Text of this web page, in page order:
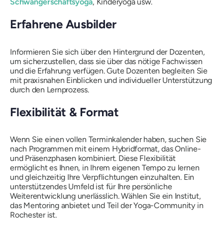
Erfahrene Ausbilder
Informieren Sie sich über den Hintergrund der Dozenten,
um sicherzustellen, dass sie über das nötige Fachwissen
und die Erfahrung verfügen. Gute Dozenten begleiten Sie
mit praxisnahen Einblicken und individueller Unterstützung
durch den Lernprozess.
Flexibilität & Format
Wenn Sie einen vollen Terminkalender haben, suchen Sie
nach Programmen mit einem Hybridformat, das Online-
und Präsenzphasen kombiniert. Diese Flexibilität
ermöglicht es Ihnen, in Ihrem eigenen Tempo zu lernen
und gleichzeitig Ihre Verpflichtungen einzuhalten. Ein
unterstützendes Umfeld ist für Ihre persönliche
Weiterentwicklung unerlässlich. Wählen Sie ein Institut,
das Mentoring anbietet und Teil der Yoga-Community in
Rochester ist.